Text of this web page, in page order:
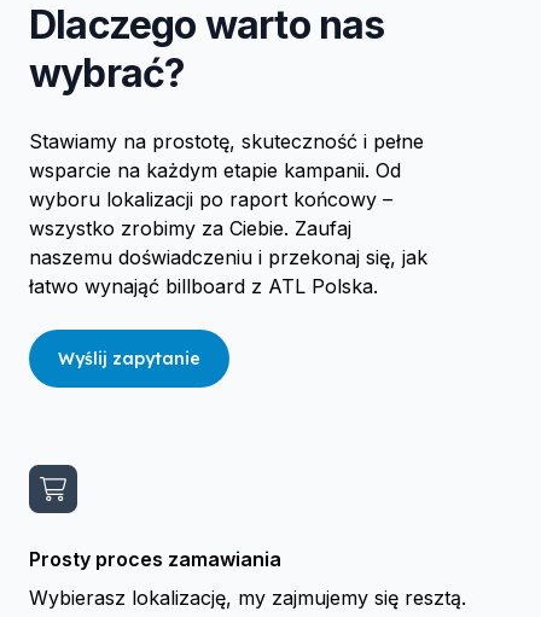
Dlaczego warto nas
wybrać?
Stawiamy na prostotę, skuteczność i pełne
wsparcie na każdym etapie kampanii. Od
wyboru lokalizacji po raport końcowy –
wszystko zrobimy za Ciebie. Zaufaj
naszemu doświadczeniu i przekonaj się, jak
łatwo wynająć billboard z ATL Polska.
Wyślij zapytanie
Prosty proces zamawiania
Wybierasz lokalizację, my zajmujemy się resztą.